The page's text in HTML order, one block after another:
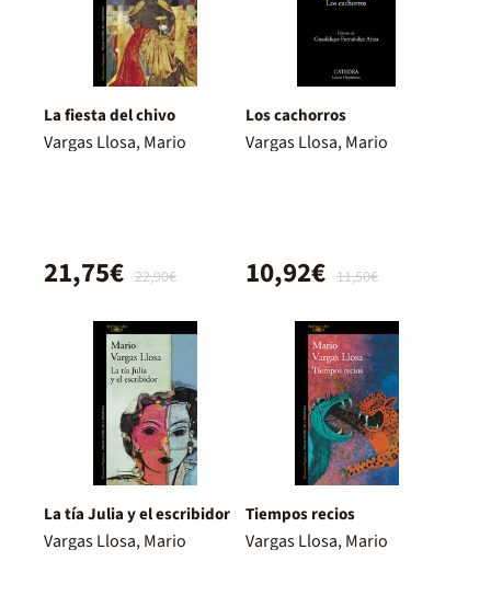
La fiesta del chivo
Vargas Llosa, Mario
22,90€
21,75€
Los cachorros
Vargas Llosa, Mario
11,50€
10,92€
La tía Julia y el escribidor
Vargas Llosa, Mario
Tiempos recios
Vargas Llosa, Mario